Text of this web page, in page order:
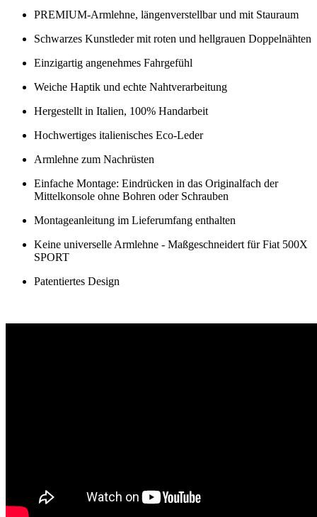
PREMIUM-Armlehne, längenverstellbar und mit Stauraum
Schwarzes Kunstleder mit roten und hellgrauen Doppelnähten
Einzigartig angenehmes Fahrgefühl
Weiche Haptik und echte Nahtverarbeitung
Hergestellt in Italien, 100% Handarbeit
Hochwertiges italienisches Eco-Leder
Armlehne zum Nachrüsten
Einfache Montage: Eindrücken in das Originalfach der
Mittelkonsole ohne Bohren oder Schrauben
Montageanleitung im Lieferumfang enthalten
Keine universelle Armlehne - Maßgeschneidert für Fiat 500X
SPORT
Patentiertes Design